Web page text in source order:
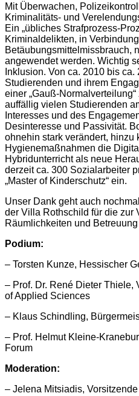
Mit Überwachen,
Kriminalitäts- und
Ein „übliches Strafprozess-
Kriminaldelikten, in
Betäubungsmittelmissbrauch,
angewendet werden. Wichtig
Inklusion. Von ca. 2010 bis
Studierenden und ihrem
einer „Gauß-
auffällig vielen Studierenden
Interesses und des
Desinteresse und Passivität.
ohnehin stark verändert, hinzu
Hygienemaßnahmen die
Hybridunterricht als neue
derzeit ca. 300 Sozialarbeiter
„Master of Kinderschutz“ ein.
Unser Dank geht auch
der Villa Rothschild für die zur
Räumlichkeiten und
Podium:
– Torsten Kunze, Hessischer
– Prof. Dr. René Dieter Thiele,
of Applied Sciences
– Klaus Schindling,
– Prof. Helmut Kleine-
Forum
Moderation:
– Jelena Mitsiadis,